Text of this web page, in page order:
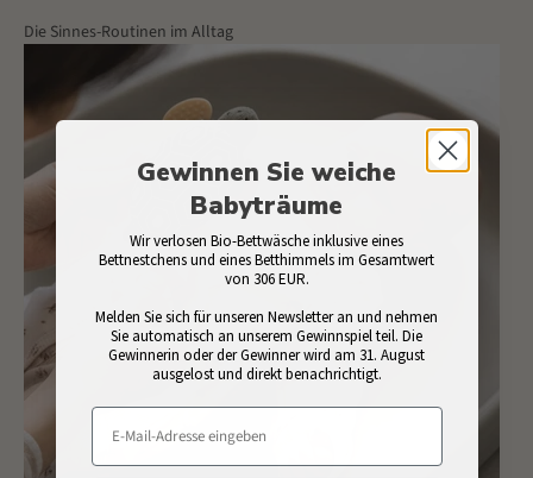
Die Sinnes-Routinen im Alltag
Gewinnen Sie weiche
Babyträume
Wir verlosen Bio-Bettwäsche inklusive eines
Bettnestchens und eines Betthimmels im Gesamtwert
von 306 EUR.
Melden Sie sich für unseren Newsletter an und nehmen
Sie automatisch an unserem Gewinnspiel teil. Die
Gewinnerin oder der Gewinner wird am 31. August
ausgelost und direkt benachrichtigt.